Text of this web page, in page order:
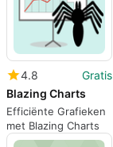
4.8
Gratis
Blazing Charts
Efficiënte Grafieken
met Blazing Charts